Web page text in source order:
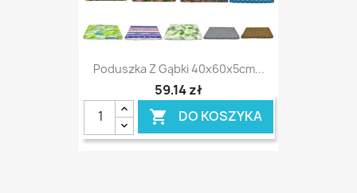
Poduszka Z Gąbki 40x60x5cm...
59,14 zł
 DO KOSZYKA